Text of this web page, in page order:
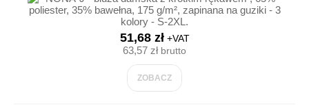
51,68 zł+VAT
63,57 złbrutto
ZOBACZ